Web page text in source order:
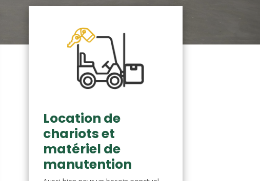
Location de
chariots et
matériel de
manutention